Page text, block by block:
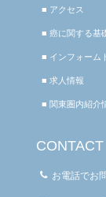
■ アクセス
■ 癌に関する基
■ インフォーム
■ 求人情報
■ 関東圏内紹介
CONTACT
お電話でお